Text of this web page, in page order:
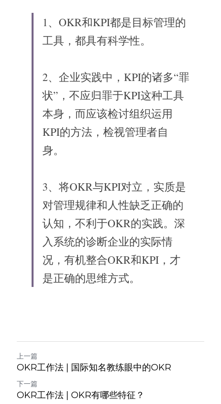
1、OKR和KPI都是目标管理的
工具，都具有科学性。
2、企业实践中，KPI的诸多“罪
状”，不应归罪于KPI这种工具
本身，而应该检讨组织运用
KPI的方法，检视管理者自
身。
3、将OKR与KPI对立，实质是
对管理规律和人性缺乏正确的
认知，不利于OKR的实践。深
入系统的诊断企业的实际情
况，有机整合OKR和KPI，才
是正确的思维方式。
上一篇
OKR工作法 | 国际知名教练眼中的OKR
下一篇
OKR工作法 | OKR有哪些特征？